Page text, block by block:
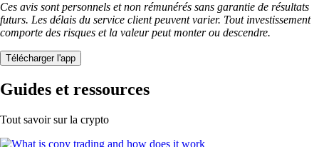
Ces avis sont personnels et non rémunérés sans garantie de résultats
futurs. Les délais du service client peuvent varier. Tout investissement
comporte des risques et la valeur peut monter ou descendre.
Télécharger l'app
Guides et ressources
Tout savoir sur la crypto